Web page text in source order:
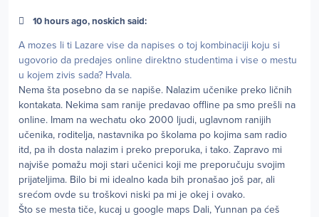
10 hours ago, noskich said:
A mozes li ti Lazare vise da napises o toj kombinaciji koju si
ugovorio da predajes online direktno studentima i vise o mestu
u kojem zivis sada? Hvala.
Nema šta posebno da se napiše. Nalazim učenike preko ličnih
kontakata. Nekima sam ranije predavao offline pa smo prešli na
online. Imam na wechatu oko 2000 ljudi, uglavnom ranijih
učenika, roditelja, nastavnika po školama po kojima sam radio
itd, pa ih dosta nalazim i preko preporuka, i tako. Zapravo mi
najviše pomažu moji stari učenici koji me preporučuju svojim
prijateljima. Bilo bi mi idealno kada bih pronašao još par, ali
srećom ovde su troškovi niski pa mi je okej i ovako.
Što se mesta tiče, kucaj u google maps Dali, Yunnan pa ćeš